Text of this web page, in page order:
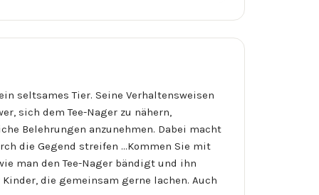
seltsames Tier. Seine Verhaltensweisen
sich dem Tee-Nager zu nähern,
Belehrungen anzunehmen. Dabei macht
die Gegend streifen ...Kommen Sie mit
man den Tee-Nager bändigt und ihn
die gemeinsam gerne lachen. Auch